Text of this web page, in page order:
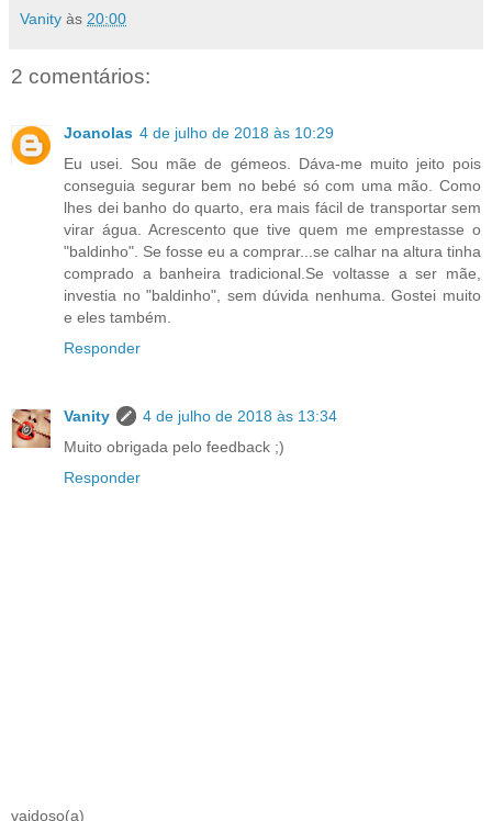
Vanity às 20:00
2 comentários:
Joanolas 4 de julho de 2018 às 10:29
Eu usei. Sou mãe de gémeos. Dáva-me muito jeito pois
conseguia segurar bem no bebé só com uma mão. Como
lhes dei banho do quarto, era mais fácil de transportar sem
virar água. Acrescento que tive quem me emprestasse o
"baldinho". Se fosse eu a comprar...se calhar na altura tinha
comprado a banheira tradicional.Se voltasse a ser mãe,
investia no "baldinho", sem dúvida nenhuma. Gostei muito
e eles também.
Responder
Vanity
4 de julho de 2018 às 13:34
Muito obrigada pelo feedback ;)
Responder
vaidoso(a)